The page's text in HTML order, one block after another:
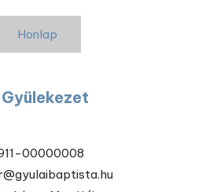
Honlap
00000008